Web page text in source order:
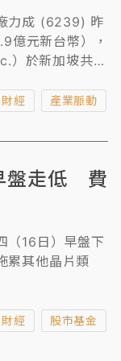
力成 (6239) 昨
億元新台幣），
於新加坡共同
財經 產業脈動
盤走低 費
（16日）早盤下
累其他晶片類
財經 股市基金